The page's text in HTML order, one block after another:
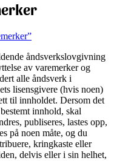
åndsverkslovgivning
av varemerker og
alle åndsverk i
lisensgivere (hvis noen)
til innholdet. Dersom det
innhold, skal
publiseres, lastes opp,
på noen måte, og du
kringkaste eller
delvis eller i sin helhet,